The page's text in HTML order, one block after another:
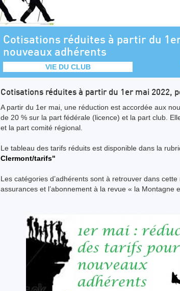
Cotisations réduites à partir du
nouveaux adhérents
VIE DU CLUB
Cotisations réduites à partir du 1er mai 2022,
A partir du 1er mai, une réduction est accordée aux
de 20 % sur la part fédérale (licence) et la part club.
et la part comité régional.
Le tableau des tarifs réduits est disponible dans la
Clermont/tarifs"
Les catégories d’adhérents sont à retrouver dans
assurances et l’abonnement à la revue « la Montagne